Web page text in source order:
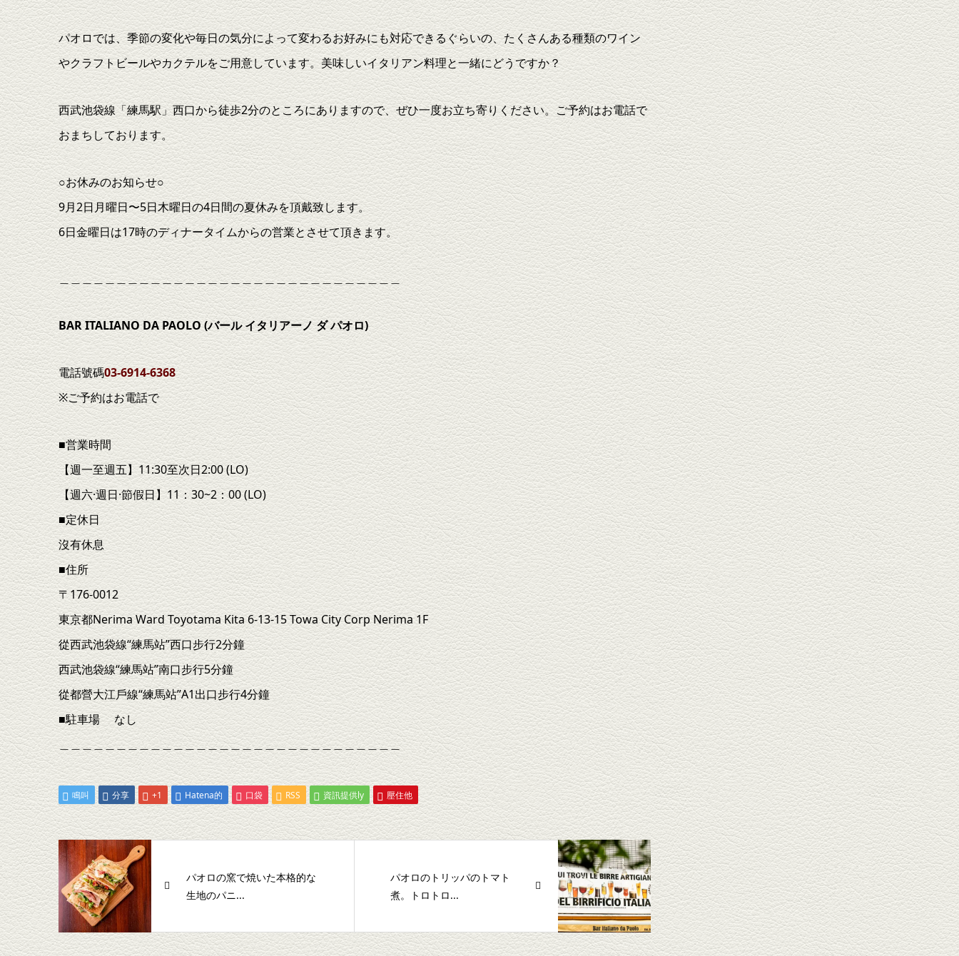
パオロでは、季節の変化や毎日の気分によって変わるお好みにも対応できるぐらいの、たくさんある種類のワイン
やクラフトビールやカクテルをご用意しています。美味しいイタリアン料理と一緒にどうですか？
西武池袋線「練馬駅」西口から徒歩2分のところにありますので、ぜひ一度お立ち寄りください。ご予約はお電話で
おまちしております。
○お休みのお知らせ○
9月2日月曜日〜5日木曜日の4日間の夏休みを頂戴致します。
6日金曜日は17時のディナータイムからの営業とさせて頂きます。
＿＿＿＿＿＿＿＿＿＿＿＿＿＿＿＿＿＿＿＿＿＿＿＿＿＿＿＿＿＿
BAR ITALIANO DA PAOLO (バール イタリアーノ ダパオロ)
電話號碼03-6914-6368
※ご予約はお電話で
■営業時間
【週一至週五】11:30至次日2:00 (LO)
【週六·週日·節假日】11：30~2：00 (LO)
■定休日
沒有休息
■住所
〒176-0012
東京都Nerima Ward Toyotama Kita 6-13-15 Towa City Corp Nerima 1F
從西武池袋線“練馬站”西口步行2分鐘
西武池袋線“練馬站”南口步行5分鐘
從都營大江戶線“練馬站”A1出口步行4分鐘
■駐車場 なし
＿＿＿＿＿＿＿＿＿＿＿＿＿＿＿＿＿＿＿＿＿＿＿＿＿＿＿＿＿＿
鳴叫 分享 +1 Hatena的 口袋 RSS 資訊提供ly 壓住他
パオロの窯で焼いた本格的な
生地のパニ...
パオロのトリッパのトマト
煮。トロトロ...